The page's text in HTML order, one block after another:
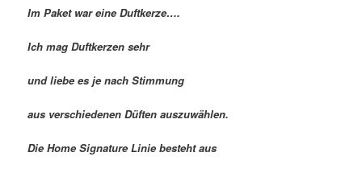
Im Paket war eine Duftkerze….
Ich mag Duftkerzen sehr
und liebe es je nach Stimmung
aus verschiedenen Düften auszuwählen.
Die Home Signature Linie besteht aus